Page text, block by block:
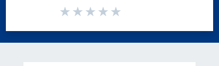
Valuta da 1 a 5 stelle la pagina